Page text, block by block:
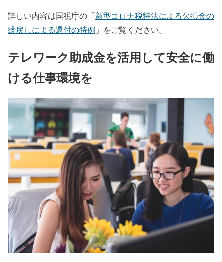
詳しい内容は国税庁の「新型コロナ税特法による欠損金の
繰戻しによる還付の特例 」をご覧ください。
テレワーク助成金を活用して安全に働
ける仕事環境を